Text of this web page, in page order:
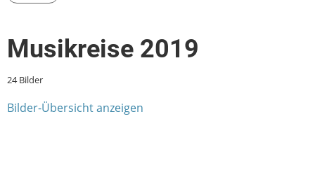
Musikreise 2019
24 Bilder
Bilder-Übersicht anzeigen